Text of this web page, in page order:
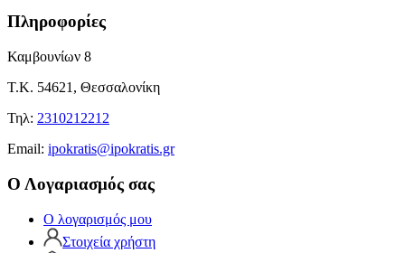
Πληροφορίες
Καμβουνίων 8
Τ.Κ. 54621, Θεσσαλονίκη
Τηλ: 2310212212
Εmail: ipokratis@ipokratis.gr
Ο Λογαριασμός σας
Ο λογαρισμός μου
Στοιχεία χρήστη